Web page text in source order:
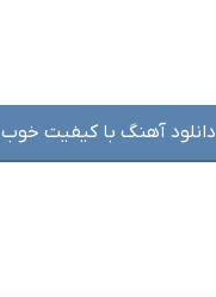
دانلود آهنگ با کیفیت خوب 128